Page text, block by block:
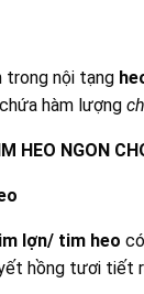
nội tạng
hàm lượng
HEO NGON
lợn/ tim heo
hồng tươi tiết